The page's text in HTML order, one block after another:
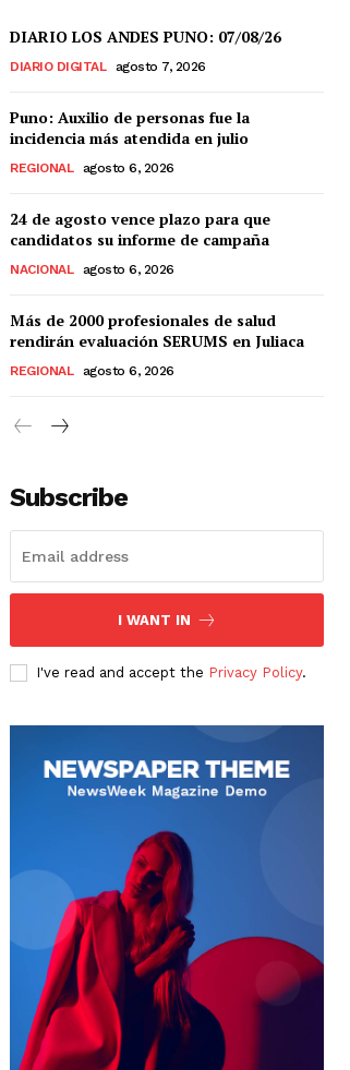
DIARIO LOS ANDES PUNO: 07/08/26
DIARIO DIGITAL agosto 7, 2026
Puno: Auxilio de personas fue la
incidencia más atendida en julio
REGIONAL agosto 6, 2026
24 de agosto vence plazo para que
candidatos su informe de campaña
NACIONAL agosto 6, 2026
Más de 2000 profesionales de salud
rendirán evaluación SERUMS en Juliaca
REGIONAL agosto 6, 2026
Subscribe
I WANT IN
I've read and accept the Privacy Policy.